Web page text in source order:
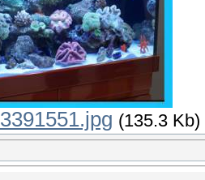
3391551.jpg (135.3 Kb)